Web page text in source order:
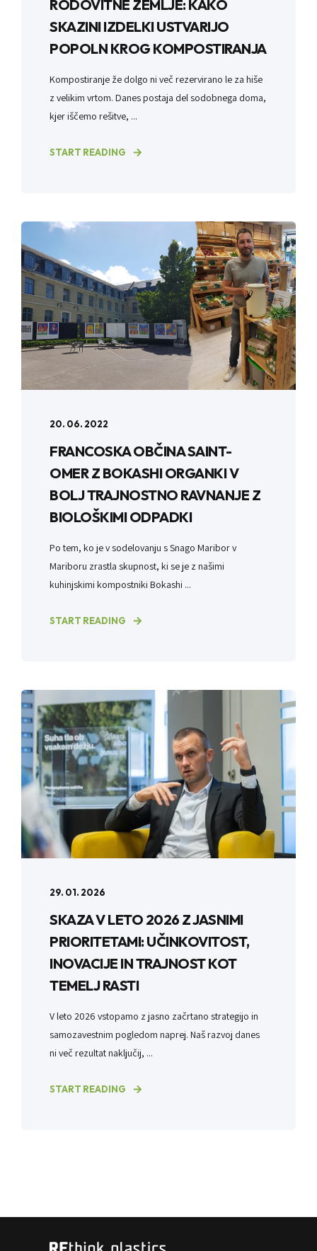
RODOVITNE ZEMLJE: KAKO
SKAZINI IZDELKI USTVARIJO
POPOLN KROG KOMPOSTIRANJA
Kompostiranje že dolgo ni več rezervirano le za hiše
z velikim vrtom. Danes postaja del sodobnega doma,
kjer iščemo rešitve, ...
START READING
20. 06. 2022
FRANCOSKA OBČINA SAINT-
OMER Z BOKASHI ORGANKI V
BOLJ TRAJNOSTNO RAVNANJE Z
BIOLOŠKIMI ODPADKI
Po tem, ko je v sodelovanju s Snago Maribor v
Mariboru zrastla skupnost, ki se je z našimi
kuhinjskimi kompostniki Bokashi ...
START READING
29. 01. 2026
SKAZA V LETO 2026 Z JASNIMI
PRIORITETAMI: UČINKOVITOST,
INOVACIJE IN TRAJNOST KOT
TEMELJ RASTI
V leto 2026 vstopamo z jasno začrtano strategijo in
samozavestnim pogledom naprej. Naš razvoj danes
ni več rezultat naključij, ...
START READING